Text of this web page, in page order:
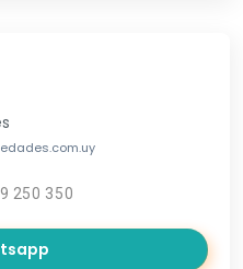
250 350